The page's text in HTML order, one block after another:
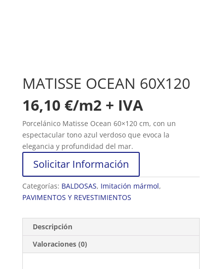
MATISSE OCEAN 60X120
16,10 €/m2 + IVA
Porcelánico Matisse Ocean 60×120 cm, con un
espectacular tono azul verdoso que evoca la
elegancia y profundidad del mar.
Solicitar Información
Categorías: BALDOSAS, Imitación mármol,
PAVIMENTOS Y REVESTIMIENTOS
Descripción
Valoraciones (0)